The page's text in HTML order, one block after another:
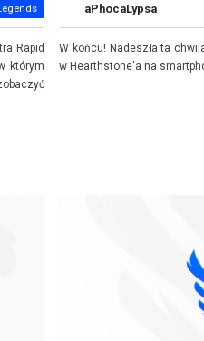
Rapid
którym
aPhocaLypsa
W końcu! Nadeszła ta
w Hearthstone'a na